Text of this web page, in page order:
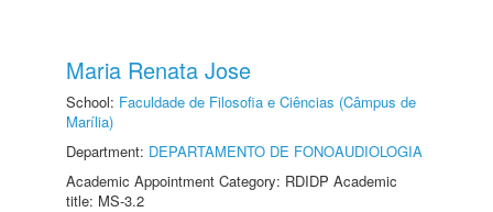
Maria Renata Jose
School: Faculdade de Filosofia e Ciências (Câmpus de
Marília)
Department: DEPARTAMENTO DE FONOAUDIOLOGIA
Academic Appointment Category: RDIDP Academic
title: MS-3.2